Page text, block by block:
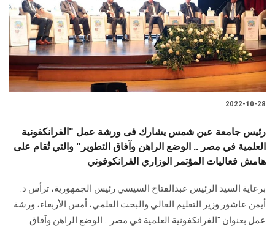
الطلاب
هيئة التدريس
الدراسات العليا
الموظفون
سجل الان
2022-10-28
رئيس جامعة عين شمس يشارك فى ورشة عمل "الفرانكفونية
العلمية في مصر .. الوضع الراهن وآفاق التطوير" والتي تُقام على
هامش فعاليات المؤتمر الوزاري الفرانكوفوني
برعاية السيد الرئيس عبدالفتاح السيسي رئيس الجمهورية، ترأس د.
أيمن عاشور وزير التعليم العالي والبحث العلمي، أمس الأربعاء، ورشة
عمل بعنوان "الفرانكفونية العلمية في مصر .. الوضع الراهن وآفاق